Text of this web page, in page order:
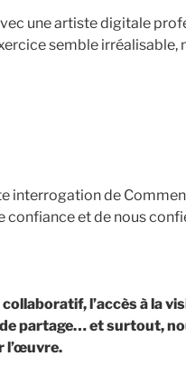
une artiste digitale
semble
interrogation de
confiance et de nous
l’accès à la
partage… et surtout,
l’œuvre.